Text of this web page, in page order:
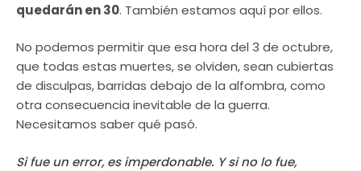
quedarán en 30. También estamos aquí por ellos.
No podemos permitir que esa hora del 3 de octubre,
que todas estas muertes, se olviden, sean cubiertas
de disculpas, barridas debajo de la alfombra, como
otra consecuencia inevitable de la guerra.
Necesitamos saber qué pasó.
Si fue un error, es imperdonable. Y si no lo fue,